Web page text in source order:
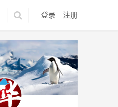
登录 注册